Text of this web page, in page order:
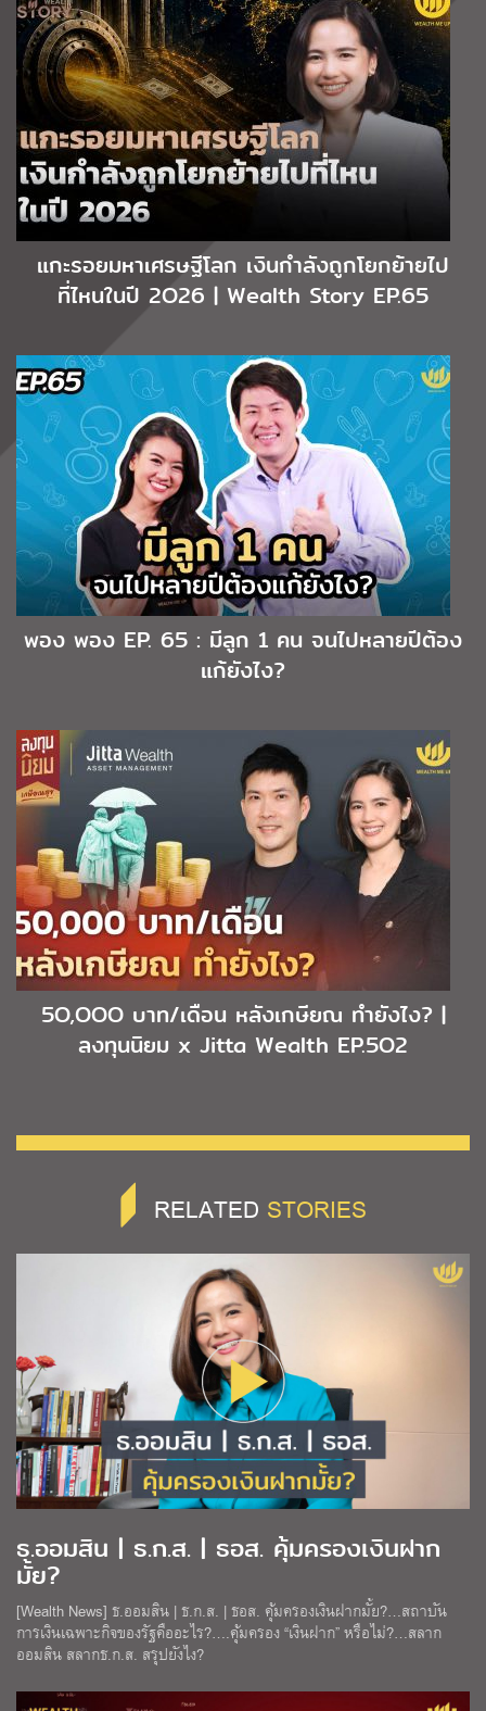
แกะรอยมหาเศรษฐีโลก เงินกำลังถูกโยกย้ายไป
ที่ไหนในปี 2O26 | Wealth Story EP.65
พอง พอง EP. 65 : มีลูก 1 คน จนไปหลายปีต้อง
แก้ยังไง?
5O,OOO บาท/เดือน หลังเกษียณ ทำยังไง? |
ลงทุนนิยม x Jitta Wealth EP.5O2
RELATED STORIES
ธ.ออมสิน | ธ.ก.ส. | ธอส. คุ้มครองเงินฝาก
มั้ย?
[Wealth News] ธ.ออมสิน | ธ.ก.ส. | ธอส. คุ้มครองเงินฝากมั้ย?…สถาบัน
การเงินเฉพาะกิจของรัฐคืออะไร?….คุ้มครอง “เงินฝาก” หรือไม่?…สลาก
ออมสิน สลากธ.ก.ส. สรุปยังไง?